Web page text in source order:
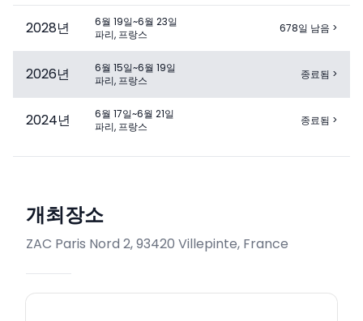
2028년
6월 19일~6월 23일
파리, 프랑스
678일 남음 >
2026년
6월 15일~6월 19일
파리, 프랑스
종료됨 >
2024년
6월 17일~6월 21일
파리, 프랑스
종료됨 >
개최장소
ZAC Paris Nord 2, 93420 Villepinte, France